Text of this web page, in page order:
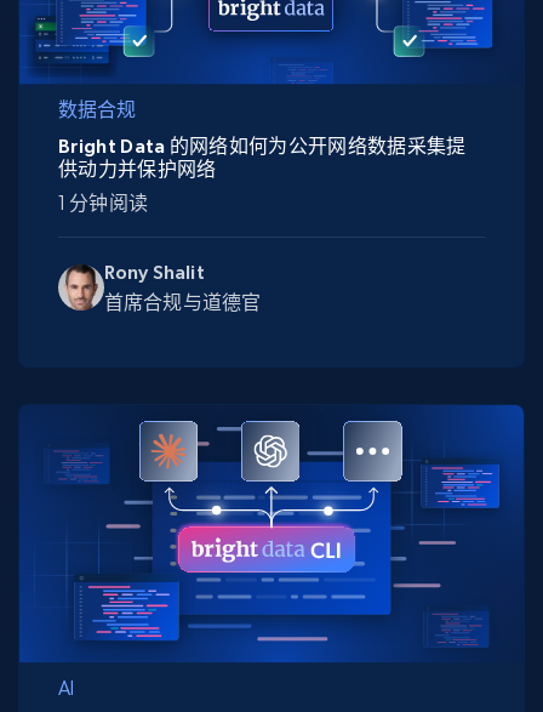
数据合规
Rony Shalit
首席合规与道德官
Bright Data 的网络如何为公开网络数据采集提
供动力并保护网络
1 分钟阅读
AI